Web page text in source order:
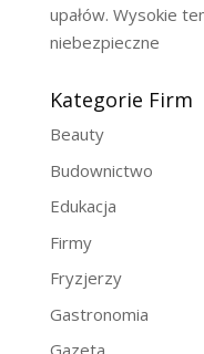
upałów. Wysokie
niebezpieczne
Kategorie Firm
Beauty
Budownictwo
Edukacja
Firmy
Fryzjerzy
Gastronomia